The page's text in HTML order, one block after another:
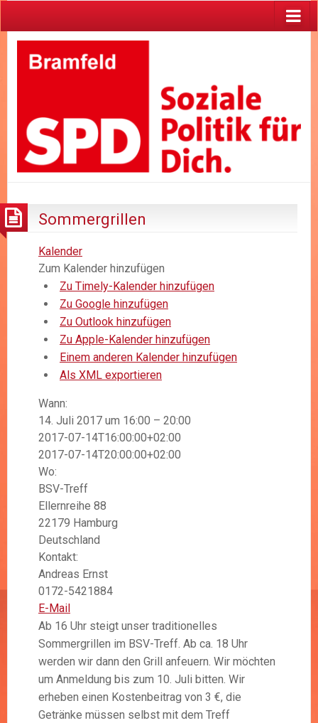
Sommergrillen
Kalender
Zum Kalender hinzufügen
Zu Timely-Kalender hinzufügen
Zu Google hinzufügen
Zu Outlook hinzufügen
Zu Apple-Kalender hinzufügen
Einem anderen Kalender hinzufügen
Als XML exportieren
Google Maps kann auf dieser Seite nicht
richtig geladen werden.
Bist du Inhaber dieser
Wann:
14. Juli 2017 um 16:00 – 20:00
2017-07-14T16:00:00+02:00
2017-07-14T20:00:00+02:00
Wo:
BSV-Treff
Ellernreihe 88
22179 Hamburg
Deutschland
Kontakt:
Andreas Ernst
0172-5421884
E-Mail
Ab 16 Uhr steigt unser traditionelles
Sommergrillen im BSV-Treff. Ab ca. 18 Uhr
werden wir dann den Grill anfeuern. Wir möchten
um Anmeldung bis zum 10. Juli bitten. Wir
erheben einen Kostenbeitrag von 3 €, die
Getränke müssen selbst mit dem Treff